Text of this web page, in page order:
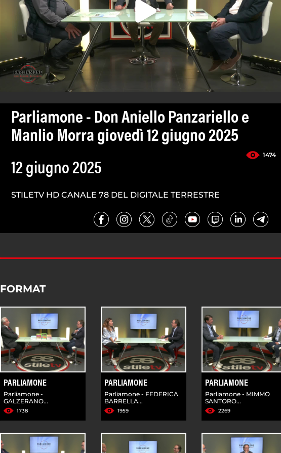
Parliamone - Don Aniello Panzariello e
Manlio Morra giovedì 12 giugno 2025
1474
12 giugno 2025
STILETV HD CANALE 78 DEL DIGITALE TERRESTRE
FORMAT
PARLIAMONE
Parliamone -
GALZERANO...
1738
PARLIAMONE
Parliamone - FEDERICA
BARRELLA...
1959
PARLIAMONE
Parliamone - MIMMO
SANTORO...
2269